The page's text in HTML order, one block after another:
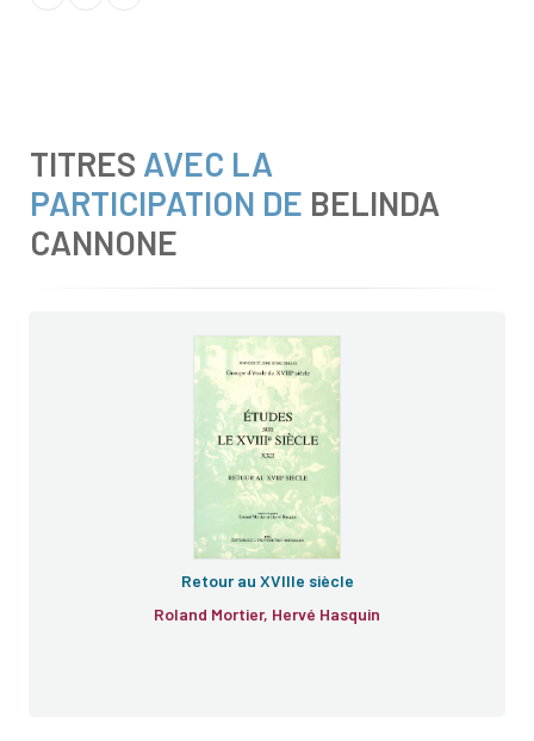
TITRES AVEC LA
PARTICIPATION DE BELINDA
CANNONE
Retour au XVIIIe siècle
Roland Mortier, Hervé Hasquin